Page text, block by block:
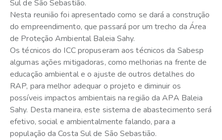
Sul de São Sebastião.
Nesta reunião foi apresentado como se dará a construção
do empreendimento, que passará por um trecho da Área
de Proteção Ambiental Baleia Sahy.
Os técnicos do ICC propuseram aos técnicos da Sabesp
algumas ações mitigadoras, como melhorias na frente de
educação ambiental e o ajuste de outros detalhes do
RAP, para melhor adequar o projeto e diminuir os
possíveis impactos ambientais na região da APA Baleia
Sahy. Desta maneira, este sistema de abastecimento será
efetivo, social e ambientalmente falando, para a
população da Costa Sul de São Sebastião.